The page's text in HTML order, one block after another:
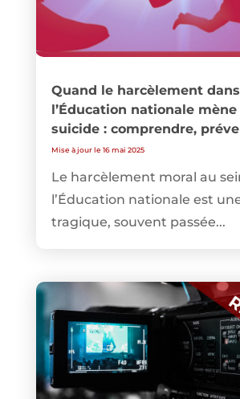
Quand le harcèlement dans
l’Éducation nationale mène
suicide : comprendre,
Mise à jour le 16 mai 2025
Le harcèlement moral au
l’Éducation nationale est
tragique, souvent passée...